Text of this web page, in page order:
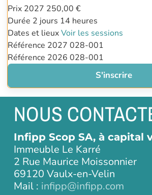
Prix 2027 250,00 €
Durée 2 jours 14 heures
Dates et lieuxVoir les sessions
Référence 2027 028-001
Référence 2026 028-001
S'inscrire
NOUS
Infipp Scop SA, à capital
Immeuble Le Karré
2 Rue Maurice Moissonnier
69120 Vaulx-en-Velin
Mail : infipp@infipp.com